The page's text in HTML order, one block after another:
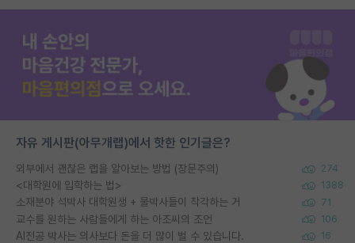
자유 게시판(아무개랩)에서 핫한 인기글은?
외부에서 괜찮은 랩을 알아보는 방법 (장문주의) 274
<대학원에 입학하는 법> 1388
소재분야 석박사 대학원생 + 물박사들이 착각하는 거 71
교수를 원하는 사람들에게 하는 아조씨의 조언 106
AI전공 박사는 의사보다 돈을 더 많이 벌 수 있습니다. 16